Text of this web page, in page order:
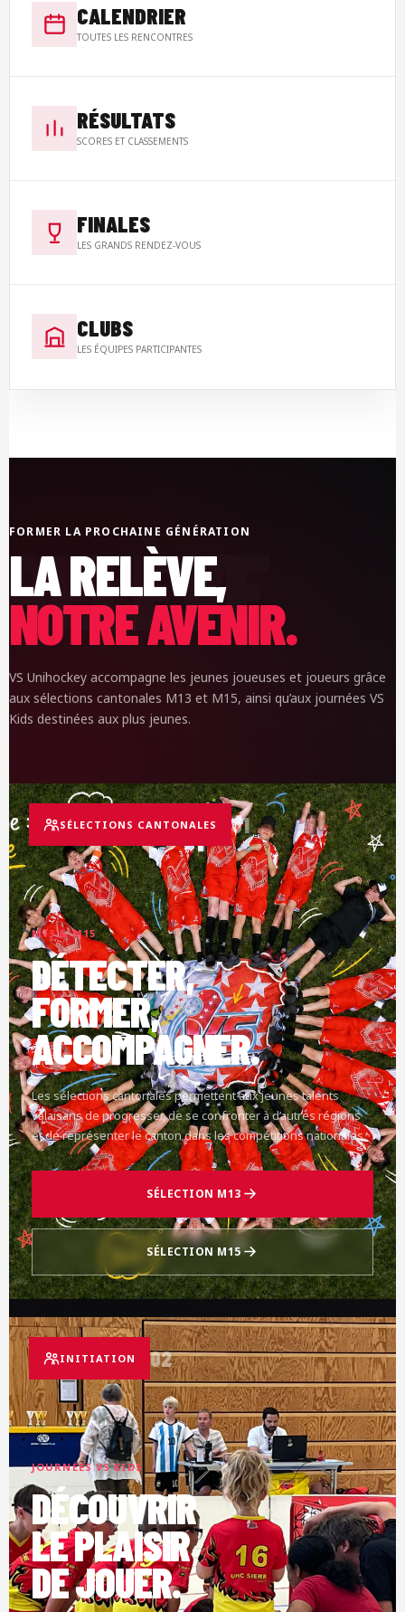
CALENDRIER
TOUTES LES RENCONTRES
RÉSULTATS
SCORES ET CLASSEMENTS
FINALES
LES GRANDS RENDEZ-VOUS
CLUBS
LES ÉQUIPES PARTICIPANTES
FORMER LA PROCHAINE GÉNÉRATION
LA RELÈVE,
NOTRE AVENIR.
VS Unihockey accompagne les jeunes joueuses et joueurs grâce
aux sélections cantonales M13 et M15, ainsi qu’aux journées VS
Kids destinées aux plus jeunes.
SÉLECTIONS CANTONALES 01
M13 & M15
DÉTECTER,
FORMER,
ACCOMPAGNER.
Les sélections cantonales permettent aux jeunes talents
valaisans de progresser, de se confronter à d’autres régions
et de représenter le canton dans les compétitions nationales.
SÉLECTION M13
SÉLECTION M15
INITIATION 02
JOURNÉES VS KIDS
DÉCOUVRIR
LE PLAISIR
DE JOUER.